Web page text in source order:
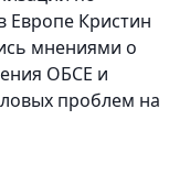
Европе Кристин
мнениями о
ОБСЕ и
проблем на